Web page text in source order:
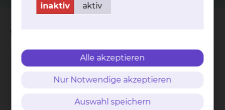
Wichtige Kontakte
Zentrale Einrichtung für Molekulare
Diagnostik
inaktiv aktiv
Alle akzeptieren
Nur Notwendige akzeptieren
Auswahl speichern